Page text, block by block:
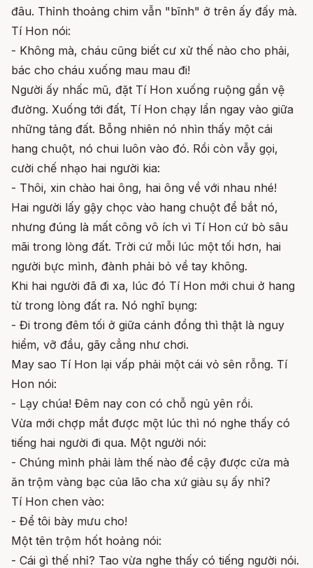
đâu. Thỉnh thoảng chim vẫn "bĩnh" ở trên ấy đấy mà.
Tí Hon nói:
- Không mà, cháu cũng biết cư xử thế nào cho phải,
bác cho cháu xuống mau mau đi!
Người ấy nhấc mũ, đặt Tí Hon xuống ruộng gần vệ
đường. Xuống tới đất, Tí Hon chạy lẩn ngay vào giữa
những tảng đất. Bỗng nhiên nó nhìn thấy một cái
hang chuột, nó chui luôn vào đó. Rồi còn vẫy gọi,
cười chế nhạo hai người kia:
- Thôi, xin chào hai ông, hai ông về với nhau nhé!
Hai người lấy gậy chọc vào hang chuột để bắt nó,
nhưng đúng là mất công vô ích vì Tí Hon cứ bò sâu
mãi trong lòng đất. Trời cứ mỗi lúc một tối hơn, hai
người bực mình, đành phải bỏ về tay không.
Khi hai người đã đi xa, lúc đó Tí Hon mới chui ở hang
từ trong lòng đất ra. Nó nghĩ bụng:
- Đi trong đêm tối ở giữa cánh đồng thì thật là nguy
hiểm, vỡ đầu, gãy cẳng như chơi.
May sao Tí Hon lại vấp phải một cái vỏ sên rỗng. Tí
Hon nói:
- Lạy chúa! Đêm nay con có chỗ ngủ yên rồi.
Vừa mới chợp mắt được một lúc thì nó nghe thấy có
tiếng hai người đi qua. Một người nói:
- Chúng mình phải làm thế nào để cậy được cửa mà
ăn trộm vàng bạc của lão cha xứ giàu sụ ấy nhỉ?
Tí Hon chen vào:
- Để tôi bày mưu cho!
Một tên trộm hốt hoảng nói:
- Cái gì thế nhỉ? Tao vừa nghe thấy có tiếng người nói.